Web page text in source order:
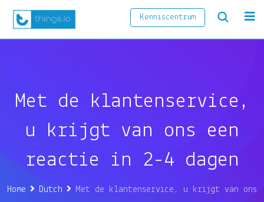
Skip
Kenniscentrum
Met de klantenservice,
u krijgt van ons een
reactie in 2-4 dagen
Home Dutch
Met de klantenservice, u krijgt van ons